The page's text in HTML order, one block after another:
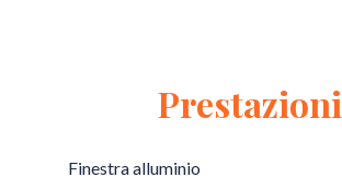
Prestazioni
Finestra alluminio